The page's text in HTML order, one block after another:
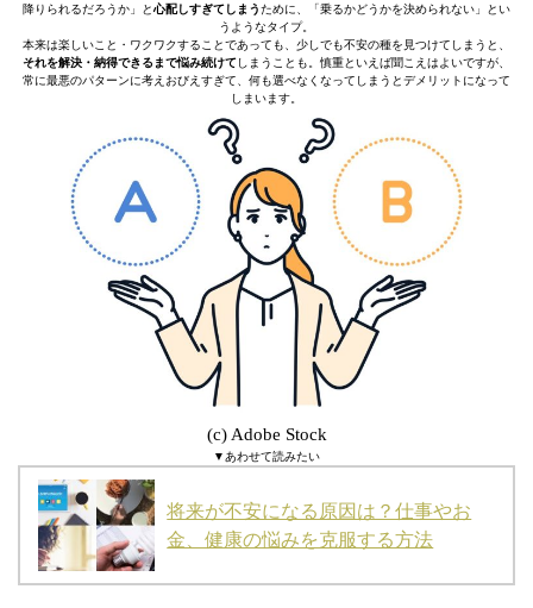
降りられるだろうか」と心配しすぎてしまうために、「乗るかどうかを決められない」とい
うようなタイプ。
本来は楽しいこと・ワクワクすることであっても、少しでも不安の種を見つけてしまうと、
それを解決・納得できるまで悩み続けてしまうことも。慎重といえば聞こえはよいですが、
常に最悪のパターンに考えおびえすぎて、何も選べなくなってしまうとデメリットになって
しまいます。
(c) Adobe Stock
▼あわせて読みたい
将来が不安になる原因は？仕事やお
金、健康の悩みを克服する方法